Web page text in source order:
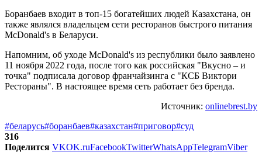
Боранбаев входит в топ-15 богатейших людей Казахстана, он
также являлся владельцем сети ресторанов быстрого питания
McDonald's в Беларуси.
Напомним, об уходе McDonald's из республики было заявлено
11 ноября 2022 года, после того как российская "Вкусно – и
точка" подписала договор франчайзинга с "КСБ Виктори
Рестораны". В настоящее время сеть работает без бренда.
Источник: onlinebrest.by
#беларусь#боранбаев#казахстан#приговор#суд
316
Поделится VKOK.ruFacebookTwitterWhatsAppTelegramViber